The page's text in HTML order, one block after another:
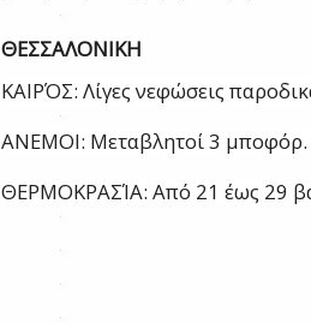
ΘΕΣΣΑΛΟΝΙΚΗ
ΚΑΙΡΌΣ: Λίγες νεφώσεις
ΑΝΕΜΟΙ: Μεταβλητοί3 μποφόρ.
ΘΕΡΜΟΚΡΑΣΊΑ: Από 21 έως 29